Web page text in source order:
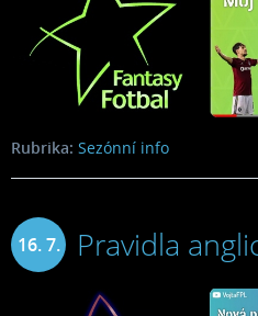
Rubrika: Sezónní info
16. 7. Pravidla